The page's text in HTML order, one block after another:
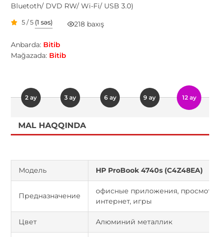
Bluetoth/ DVD RW/ Wi-Fi/ USB 3.0)
5 / 5 (1 səs) 218 baxış
Anbarda: Bitib
Mağazada: Bitib
2 ay 3 ay 6 ay 9 ay 12 ay
MAL HAQQINDA
Модель HP ProBook 4740s (C4Z48EA)
Предназначение
офисные приложения, просмотр
интернет, игры
Цвет Алюминий металлик